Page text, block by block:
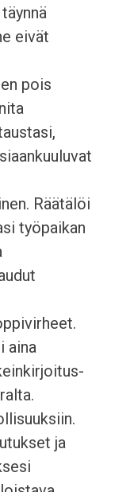
eivät
pois
Räätälöi
työpaikan
aina
ja